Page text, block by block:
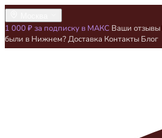
1 000 ₽ за подписку в МАКС Ваши отзывы
были в Нижнем?Доставка Контакты Блог